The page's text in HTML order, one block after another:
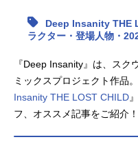
最新記事一覧
アニメ記事一覧
アニメ映画一覧
今期アニメ曜日別一覧
Deep Insanity THE
ラクター・登場人物・
『Deep Insanity』は、スク
ミックスプロジェクト作品
Insanity THE LOST CHILD
フ、オススメ記事をご紹介！